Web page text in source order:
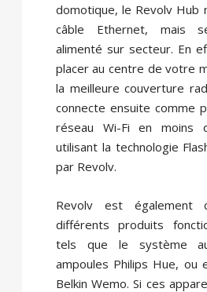
domotique, le Revolv Hub
câble Ethernet, mais
alimenté sur secteur. En
placer au centre de votre
la meilleure couverture
connecte ensuite comme
réseau Wi-Fi en moins
utilisant la technologie
par Revolv.
Revolv est également
différents produits
tels que le système
ampoules Philips Hue, ou
Belkin Wemo. Si ces